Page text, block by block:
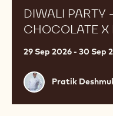
DIWALI PARTY
CHOCOLATE X
29 Sep 2026 - 30 Sep
Pratik
Deshmukh
Pratik